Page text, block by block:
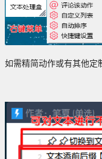
如需精简动作或有其他定